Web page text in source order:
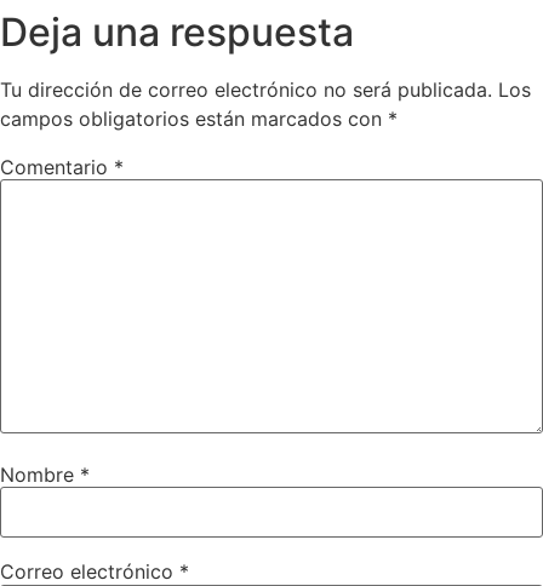
Deja una respuesta
Tu dirección de correo electrónico no será publicada. Los
campos obligatorios están marcados con *
Comentario *
Nombre *
Correo electrónico *